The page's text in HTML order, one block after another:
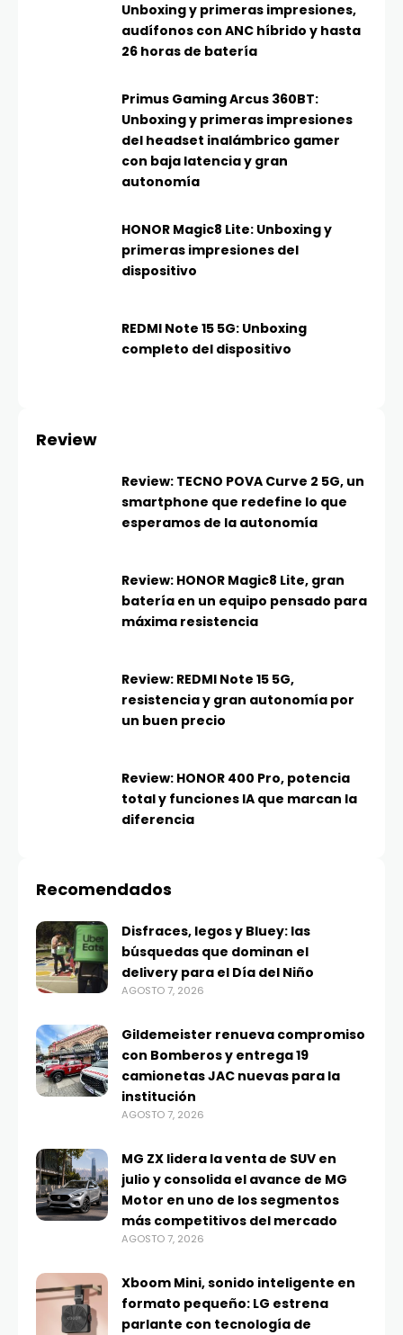
Unboxing y primeras impresiones,
audífonos con ANC híbrido y hasta
26 horas de batería
Primus Gaming Arcus 360BT:
Unboxing y primeras impresiones
del headset inalámbrico gamer
con baja latencia y gran
autonomía
HONOR Magic8 Lite: Unboxing y
primeras impresiones del
dispositivo
REDMI Note 15 5G: Unboxing
completo del dispositivo
Review
Review: TECNO POVA Curve 2 5G, un
smartphone que redefine lo que
esperamos de la autonomía
Review: HONOR Magic8 Lite, gran
batería en un equipo pensado para
máxima resistencia
Review: REDMI Note 15 5G,
resistencia y gran autonomía por
un buen precio
Review: HONOR 400 Pro, potencia
total y funciones IA que marcan la
diferencia
Recomendados
Disfraces, legos y Bluey: las
búsquedas que dominan el
delivery para el Día del Niño
AGOSTO 7, 2026
Gildemeister renueva compromiso
con Bomberos y entrega 19
camionetas JAC nuevas para la
institución
AGOSTO 7, 2026
MG ZX lidera la venta de SUV en
julio y consolida el avance de MG
Motor en uno de los segmentos
más competitivos del mercado
AGOSTO 7, 2026
Xboom Mini, sonido inteligente en
formato pequeño: LG estrena
parlante con tecnología de